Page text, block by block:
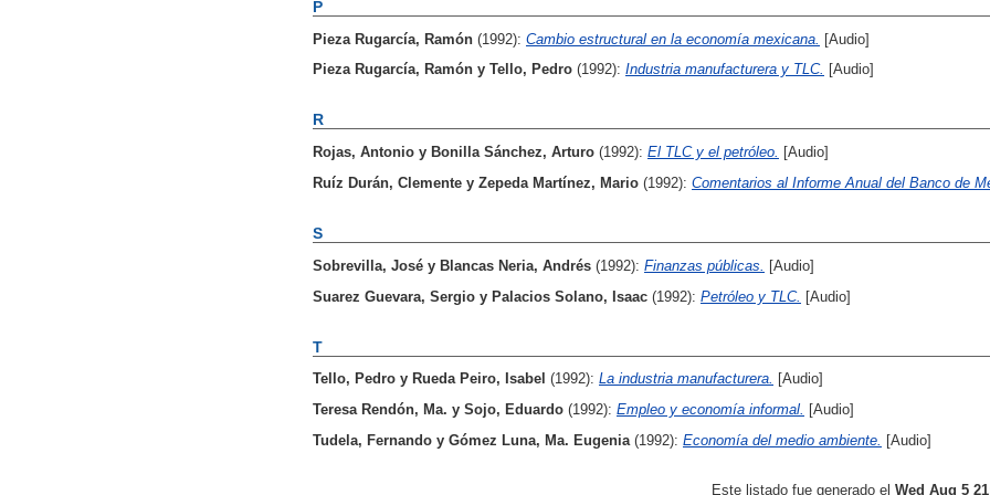
P
Pieza Rugarcía, Ramón (1992): Cambio estructural en la economía mexicana. [Audio]
Pieza Rugarcía, Ramón y Tello, Pedro (1992): Industria manufacturera y TLC. [Audio]
R
Rojas, Antonio y Bonilla Sánchez, Arturo (1992): El TLC y el petróleo. [Audio]
Ruíz Durán, Clemente y Zepeda Martínez, Mario (1992): Comentarios al Informe Anual del Banco de
S
Sobrevilla, José y Blancas Neria, Andrés (1992): Finanzas públicas.
[Audio]
Suarez Guevara, Sergio y Palacios Solano, Isaac (1992): Petróleo y TLC. [Audio]
T
Tello, Pedro y Rueda Peiro, Isabel (1992): La industria manufacturera. [Audio]
Teresa Rendón, Ma. y Sojo, Eduardo (1992): Empleo y economía informal. [Audio]
Tudela, Fernando y Gómez Luna, Ma. Eugenia (1992): Economía del medio ambiente. [Audio]
Este listado fue generado el Wed Aug 5